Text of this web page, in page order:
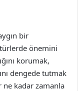
bir
önemini
korumak,
dengede tutmak
ne kadar zamanla